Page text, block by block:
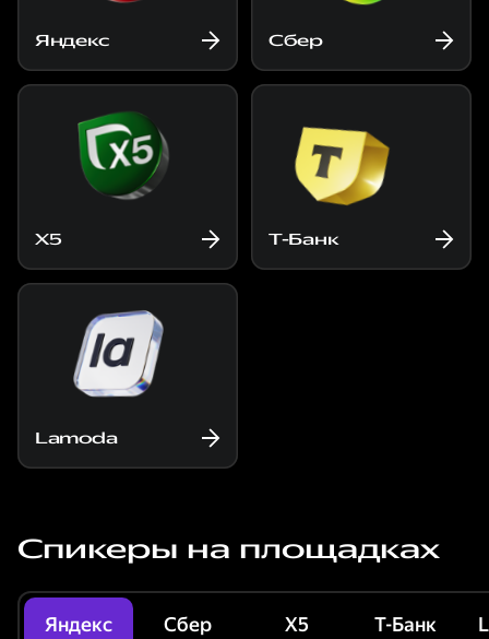
Яндекс Сбер
X5 Т-Банк
Lamoda
Спикеры на площадках
Яндекс Сбер X5 Т-Банк